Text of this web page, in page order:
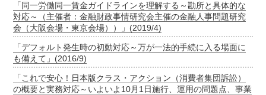
「同一労働同一賃金ガイドラインを理解する～勘所と具体的な
対応～（主催者：金融財政事情研究会主催の金融人事問題研究
会（大阪会場・東京会場））」(2019/4)
「デフォルト発生時の初動対応～万が一法的手続に入る場面に
も備えて」(2016/9)
「これで安心！日本版クラス・アクション（消費者集団訴訟）
の概要と実務対応～いよいよ10月1日施行、運用の問題点、事業